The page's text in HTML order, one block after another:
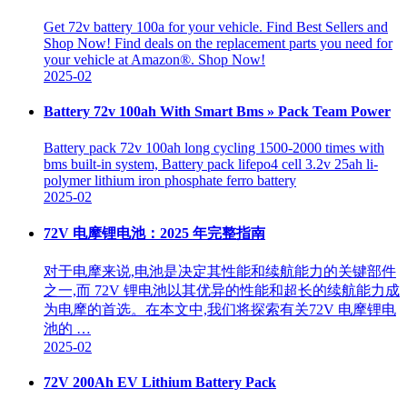
Get 72v battery 100a for your vehicle. Find Best Sellers and
Shop Now! Find deals on the replacement parts you need for
your vehicle at Amazon®. Shop Now!
2025-02
Battery 72v 100ah With Smart Bms » Pack Team Power
Battery pack 72v 100ah long cycling 1500-2000 times with
bms built-in system, Battery pack lifepo4 cell 3.2v 25ah li-
polymer lithium iron phosphate ferro battery
2025-02
72V 电摩锂电池：2025 年完整指南
对于电摩来说,电池是决定其性能和续航能力的关键部件
之一,而 72V 锂电池以其优异的性能和超长的续航能力成
为电摩的首选。在本文中,我们将探索有关72V 电摩锂电
池的 …
2025-02
72V 200Ah EV Lithium Battery Pack